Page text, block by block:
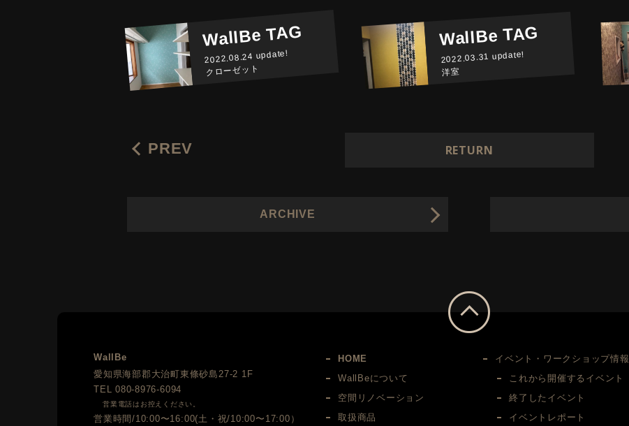
WallBe TAG
2022.08.24 update!
クローゼット
WallBe TAG
2022.03.31 update!
洋室
PREV RETURN
ARCHIVE
WallBe
愛知県海部郡大治町東條砂島27-2 1F
TEL080-8976-6094
営業電話はお控えください。
営業時間/10:00〜16:00(土・祝/10:00〜17:00）
HOME
WallBeについて
空間リノベーション
取扱商品
イベント・ワークショップ情報
これから開催するイベント
終了したイベント
イベントレポート